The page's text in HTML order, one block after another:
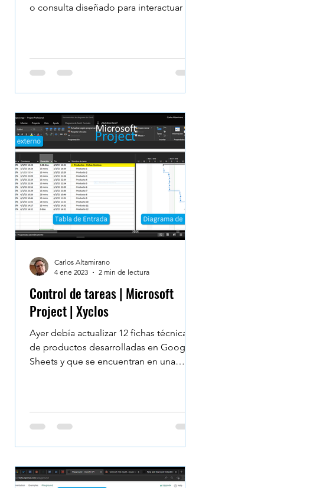
o consulta diseñado para interactuar y
Control de tareas | Microsoft
Project | Xyclos
Ayer debía actualizar 12 fichas técnicas
de productos desarrolladas en Google
Sheets y que se encuentran en una
Carlos Altamirano
4 ene 2023
2 min de lectura